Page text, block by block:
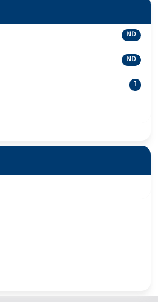
ND
ND
1